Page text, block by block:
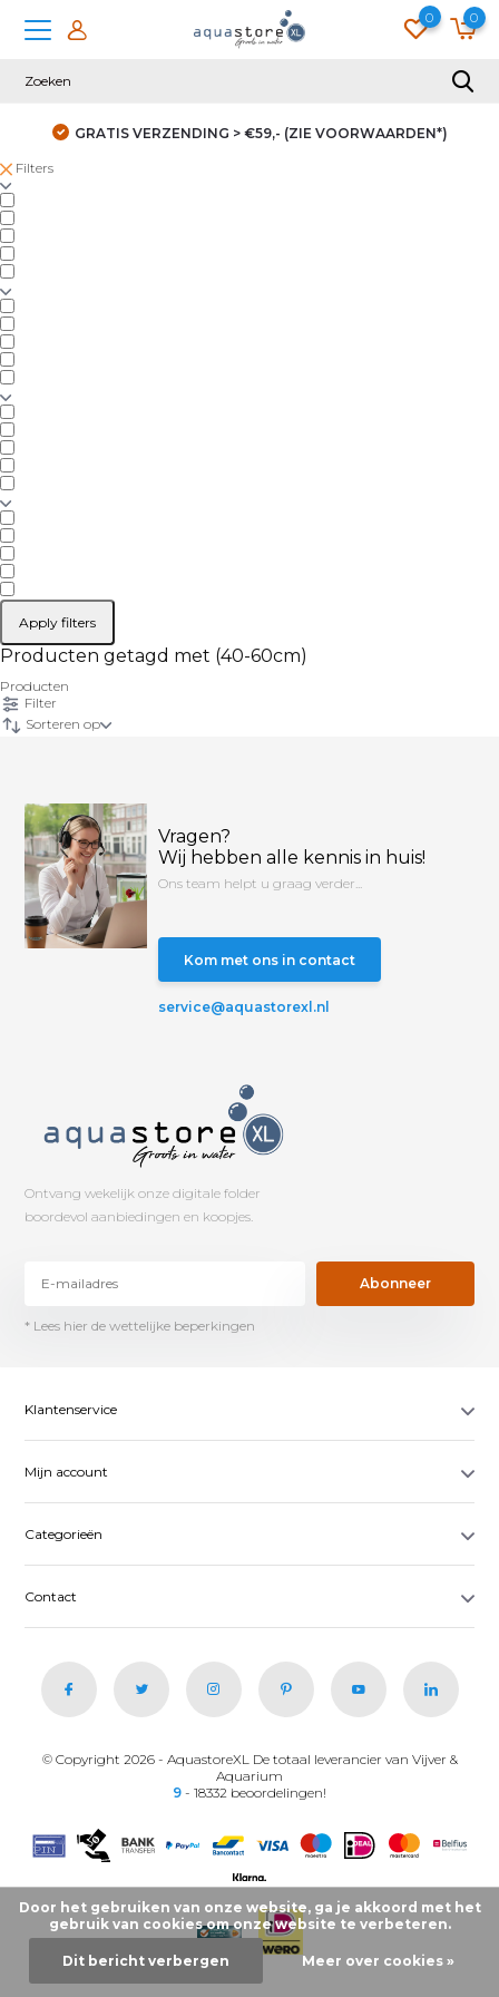
0 0
GRATIS VERZENDING > €59,- (ZIE VOORWAARDEN*)
Filters
Apply filters
Producten getagd met (40-60cm)
Producten
Filter
Sorteren op
Vragen?
Wij hebben alle kennis in huis!
Ons team helpt u graag verder...
Kom met ons in contact
service@aquastorexl.nl
Ontvang wekelijk onze digitale folder
boordevol aanbiedingen en koopjes.
Abonneer
* Lees hier de wettelijke beperkingen
Klantenservice
Mijn account
Categorieën
Contact
© Copyright 2026 - AquastoreXL De totaal leverancier van Vijver &
Aquarium
9 - 18332 beoordelingen!
Door het gebruiken van onze website, ga je akkoord met het
gebruik van cookies om onze website te verbeteren.
Dit bericht verbergen Meer over cookies »